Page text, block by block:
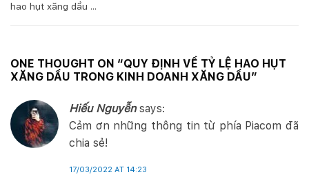
hao hụt xăng dầu ...
ONE THOUGHT ON “QUY ĐỊNH VỀ TỶ LỆ HAO HỤT
XĂNG DẦU TRONG KINH DOANH XĂNG DẦU”
Hiếu Nguyễn says:
Cảm ơn những thông tin từ phía Piacom đã
chia sẻ!
17/03/2022 AT 14:23